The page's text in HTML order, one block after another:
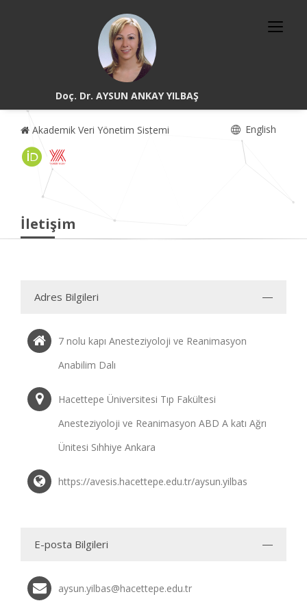
Doç. Dr. AYSUN ANKAY YILBAŞ
Akademik Veri Yönetim Sistemi English
İletişim
Adres Bilgileri
7 nolu kapı Anesteziyoloji ve Reanimasyon
Anabilim Dalı
Hacettepe Üniversitesi Tıp Fakültesi
Anesteziyoloji ve Reanimasyon ABD A katı Ağrı
Ünitesi Sıhhiye Ankara
https://avesis.hacettepe.edu.tr/aysun.yilbas
E-posta Bilgileri
aysun.yilbas@hacettepe.edu.tr